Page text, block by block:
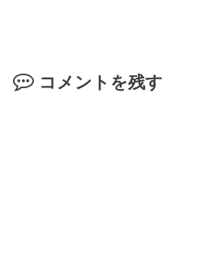
コメントを残す